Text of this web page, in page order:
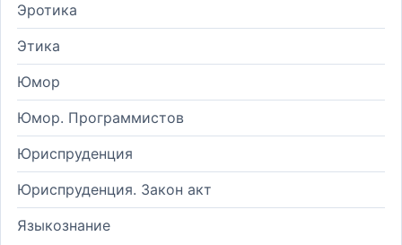
Эротика
Этика
Юмор
Юмор. Программистов
Юриспруденция
Юриспруденция. Закон акт
Языкознание